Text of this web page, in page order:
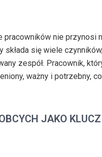
nie przynosi
składa się wiele
zespół. Pracownik,
ważny i potrzebny,
JAKO KLUCZ